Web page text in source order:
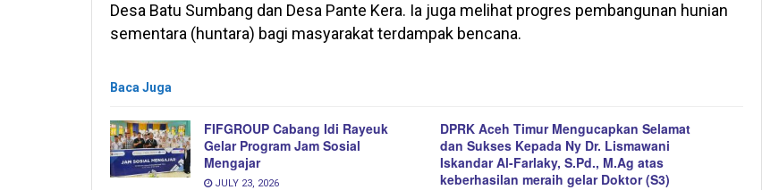
Desa Batu Sumbang dan Desa Pante Kera. Ia juga melihat progres pembangunan hunian
sementara (huntara) bagi masyarakat terdampak bencana.
Baca Juga
FIFGROUP Cabang Idi Rayeuk
Gelar Program Jam Sosial
Mengajar
JULY 23, 2026
DPRK Aceh Timur Mengucapkan Selamat
dan Sukses Kepada Ny Dr. Lismawani
Iskandar Al-Farlaky, S.Pd., M.Ag atas
keberhasilan meraih gelar Doktor (S3)